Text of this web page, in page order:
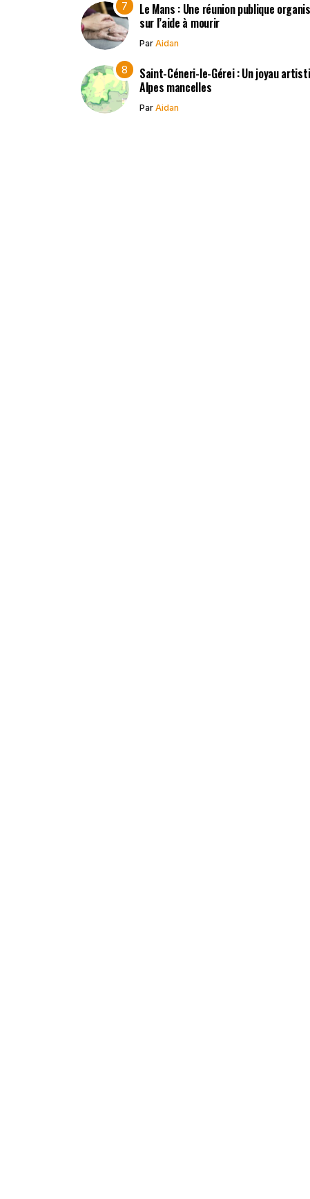
Le Mans : Une réunion publique
sur l’aide à mourir
Par Aidan
Saint-Céneri-le-Gérei : Un joyau
Alpes mancelles
Par Aidan